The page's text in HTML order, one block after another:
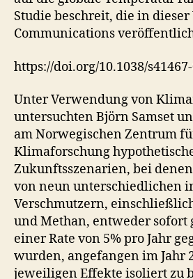
Studie beschreit, die in
Communications
https://doi.org/10.1038/
Unter Verwendung von
untersuchten Björn Samset
am Norwegischen Zentrum
Klimaforschung
Zukunftsszenarien, bei
von neun unterschiedlichen
Verschmutzern,
und Methan, entweder sofort
einer Rate von 5% pro Jahr
wurden, angefangen im Jahr
jeweiligen Effekte isoliert zu